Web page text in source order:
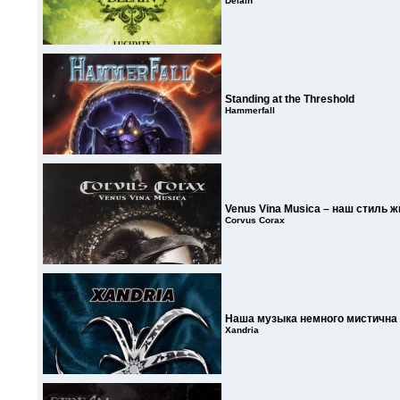
Standing at the Threshold
Hammerfall
Venus Vina Musica – наш стиль
Corvus Corax
Наша музыка немного мистична
Xandria